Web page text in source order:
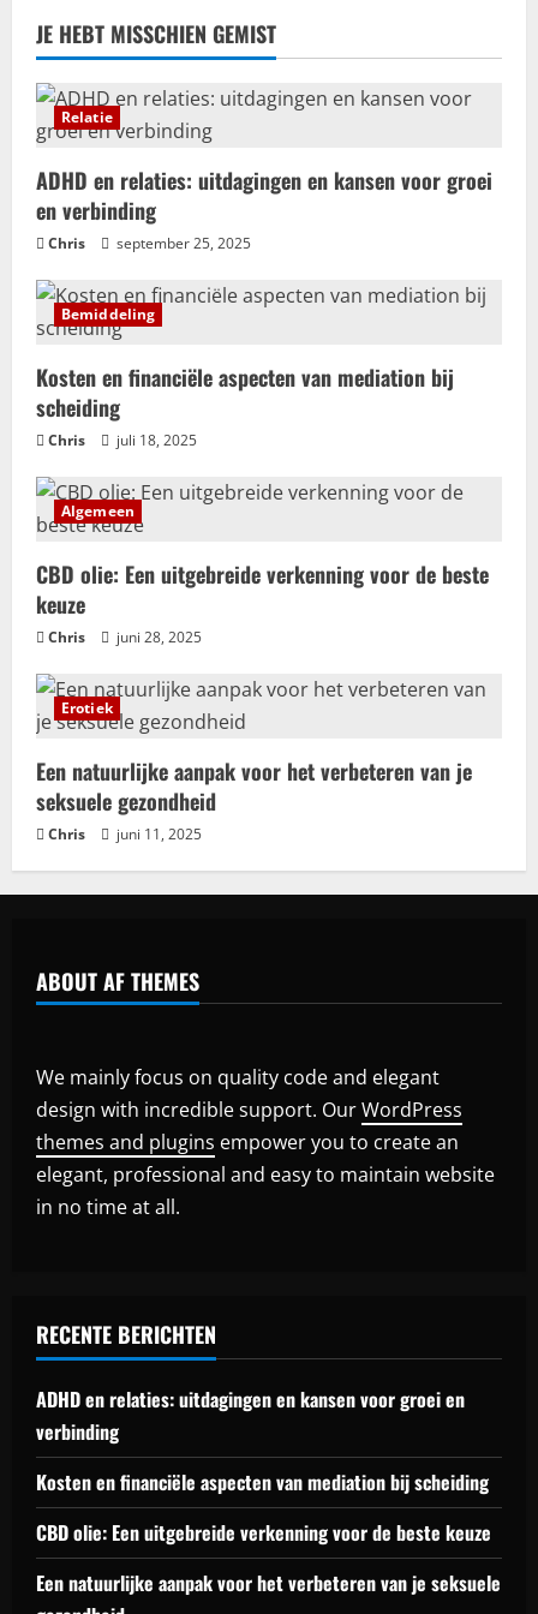
5
Trouwhuisstijl en Decoratie
Hoe creëer jij dé perfecte
mei 12, 2025
JE HEBT MISSCHIEN GEMIST
Relatie
ADHD en relaties: uitdagingen en kansen voor groei
en verbinding
Chris september 25, 2025
Bemiddeling
Kosten en financiële aspecten van mediation bij
scheiding
Chris juli 18, 2025
Algemeen
CBD olie: Een uitgebreide verkenning voor de beste
keuze
Chris juni 28, 2025
Erotiek
Een natuurlijke aanpak voor het verbeteren van je
seksuele gezondheid
Chris juni 11, 2025
ABOUT AF THEMES
We mainly focus on quality code and elegant
design with incredible support. OurWordPress
themes and plugins empower you to create an
elegant, professional and easy to maintain website
in no time at all.
RECENTE BERICHTEN
ADHD en relaties: uitdagingen en kansen voor groei en
verbinding
Kosten en financiële aspecten van mediation bij scheiding
CBD olie: Een uitgebreide verkenning voor de beste keuze
Een natuurlijke aanpak voor het verbeteren van je seksuele